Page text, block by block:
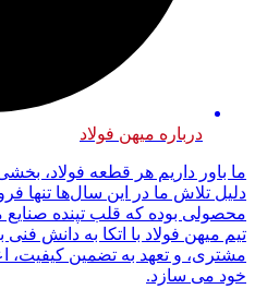
درباره میهن فولاد
ما باور داریم هر قطعه فولاد،
دلیل تلاش ما در این سال‌ها تنها
محصولی بوده که قلب تپنده
تیم میهن فولاد با اتکا به دانش
مشتری، و تعهد به تضمین کیفیت،
خود می سازد.